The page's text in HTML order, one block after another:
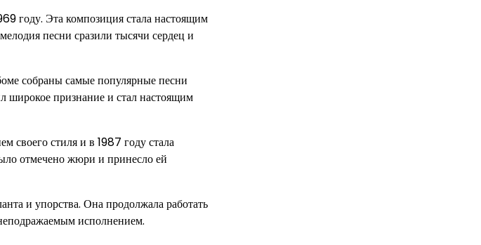
году. Эта композиция стала настоящим
песни сразили тысячи сердец и
собраны самые популярные песни
широкое признание и стал настоящим
своего стиля и в 1987 году стала
отмечено жюри и принесло ей
и упорства. Она продолжала работать
исполнением.